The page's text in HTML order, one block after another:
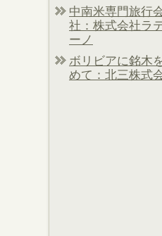
中南米専門旅行
社：株式会社ラ
ーノ
ボリビアに銘木
めて：北三株式